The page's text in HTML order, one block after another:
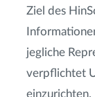
Ziel des
jegliche
verpflichtet
einzurichten.